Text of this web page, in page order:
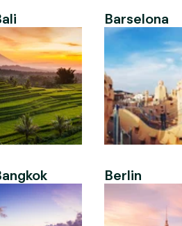
Barselona
Berlin